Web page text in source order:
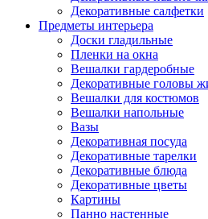
Декоративные салфетки
Предметы интерьера
Доски гладильные
Пленки на окна
Вешалки гардеробные
Декоративные головы
Вешалки для костюмов
Вешалки напольные
Вазы
Декоративная посуда
Декоративные тарелки
Декоративные блюда
Декоративные цветы
Картины
Панно настенные